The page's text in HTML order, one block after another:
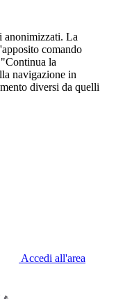
anonimizzati. La
comando
la
navigazione in
diversi da quelli
Accedi all'area